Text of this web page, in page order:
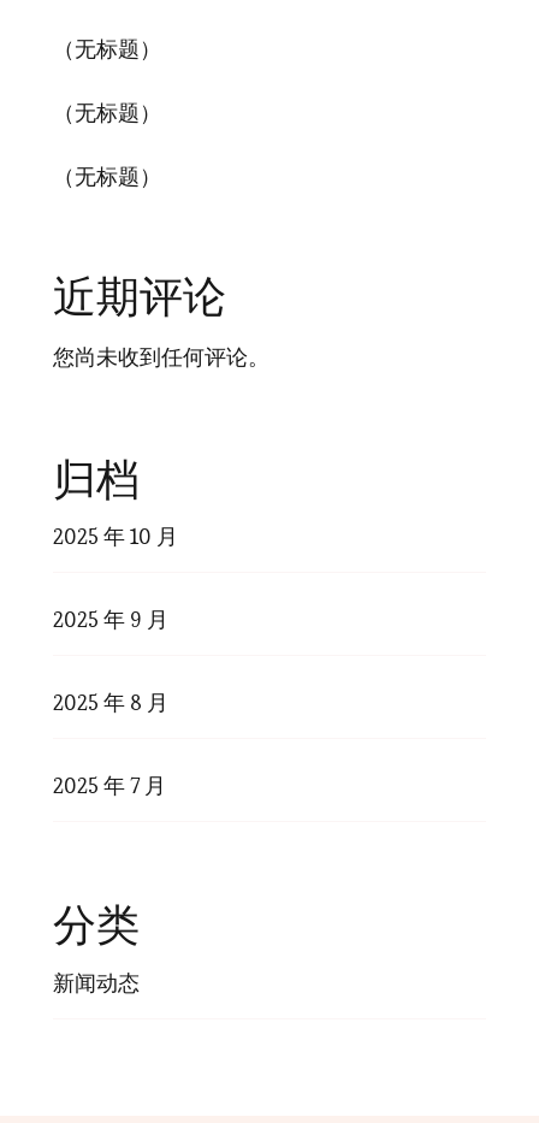
（无标题）
（无标题）
（无标题）
近期评论
您尚未收到任何评论。
归档
2025 年 10 月
2025 年 9 月
2025 年 8 月
2025 年 7 月
分类
新闻动态